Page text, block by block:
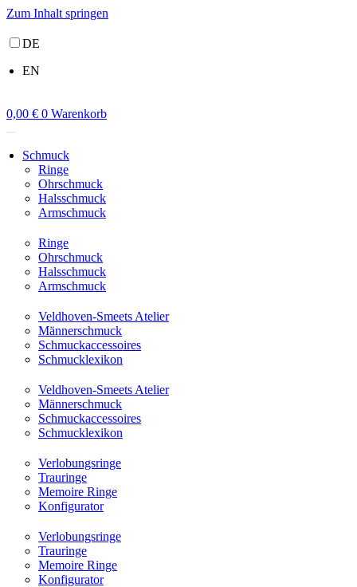
Zum Inhalt springen
DE
EN
0,00 € 0 Warenkorb
Schmuck
Ringe
Ohrschmuck
Halsschmuck
Armschmuck
Ringe
Ohrschmuck
Halsschmuck
Armschmuck
Veldhoven-Smeets Atelier
Männerschmuck
Schmuckaccessoires
Schmucklexikon
Veldhoven-Smeets Atelier
Männerschmuck
Schmuckaccessoires
Schmucklexikon
Verlobungsringe
Trauringe
Memoire Ringe
Konfigurator
Verlobungsringe
Trauringe
Memoire Ringe
Konfigurator